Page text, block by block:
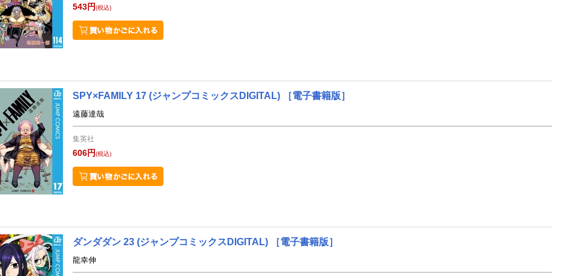
543円(税込)
SPY×FAMILY 17 (ジャンプコミックスDIGITAL) ［電子書籍版］
遠藤達哉
集英社
606円(税込)
ダンダダン 23 (ジャンプコミックスDIGITAL) ［電子書籍版］
龍幸伸